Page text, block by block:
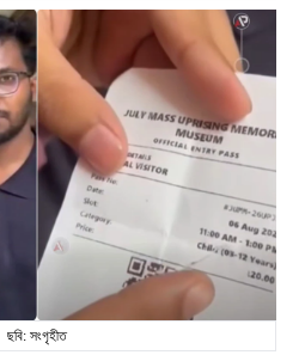
ছবি: সংগৃহীত